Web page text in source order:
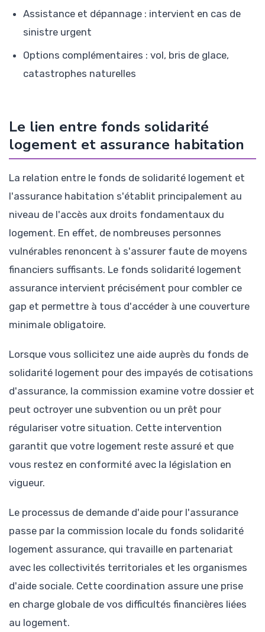
Assistance et dépannage : intervient en cas de
sinistre urgent
Options complémentaires : vol, bris de glace,
catastrophes naturelles
Le lien entre fonds solidarité
logement et assurance habitation
La relation entre le fonds de solidarité logement et
l'assurance habitation s'établit principalement au
niveau de l'accès aux droits fondamentaux du
logement. En effet, de nombreuses personnes
vulnérables renoncent à s'assurer faute de moyens
financiers suffisants. Le fonds solidarité logement
assurance intervient précisément pour combler ce
gap et permettre à tous d'accéder à une couverture
minimale obligatoire.
Lorsque vous sollicitez une aide auprès du fonds de
solidarité logement pour des impayés de cotisations
d'assurance, la commission examine votre dossier et
peut octroyer une subvention ou un prêt pour
régulariser votre situation. Cette intervention
garantit que votre logement reste assuré et que
vous restez en conformité avec la législation en
vigueur.
Le processus de demande d'aide pour l'assurance
passe par la commission locale du fonds solidarité
logement assurance, qui travaille en partenariat
avec les collectivités territoriales et les organismes
d'aide sociale. Cette coordination assure une prise
en charge globale de vos difficultés financières liées
au logement.